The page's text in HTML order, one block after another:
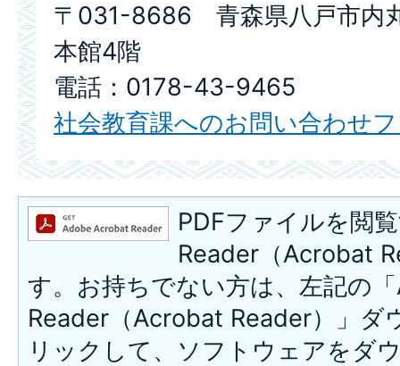
〒031-8686 青森県八戸市内
本館4階
電話：0178-43-9465
社会教育課へのお問い合わせ
PDFファイルを閲
Reader（Acrobat
す。お持ちでない方は、左記の
Reader（Acrobat Reader）」ダ
リックして、ソフトウェアをダ